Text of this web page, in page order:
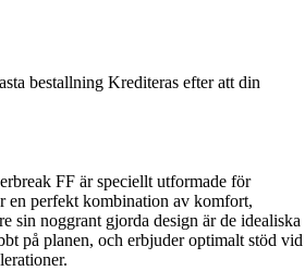
bestallning Krediteras efter att din
FF är speciellt utformade för
en perfekt kombination av komfort,
sin noggrant gjorda design är de idealiska
på planen, och erbjuder optimalt stöd vid